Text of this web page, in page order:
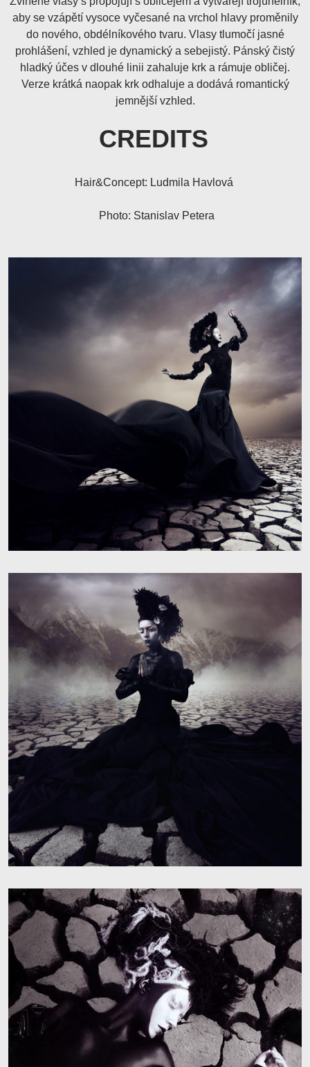
aby se vzápětí vysoce vyčesané na vrchol hlavy proměnily
do nového, obdélníkového tvaru. Vlasy tlumočí jasné
prohlášení, vzhled je dynamický a sebejistý. Pánský čistý
hladký účes v dlouhé linii zahaluje krk a rámuje obličej.
Verze krátká naopak krk odhaluje a dodává romantický
jemnější vzhled.
CREDITS
Hair&Concept: Ludmila Havlová
Photo: Stanislav Petera